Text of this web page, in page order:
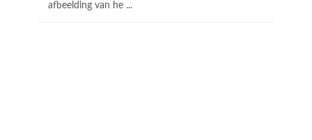
afbeelding van he ...